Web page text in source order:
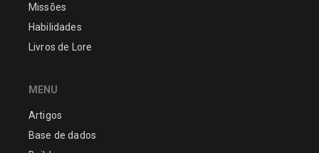
Missões
Habilidades
Livros de Lore
MENU
Artigos
Base de dados